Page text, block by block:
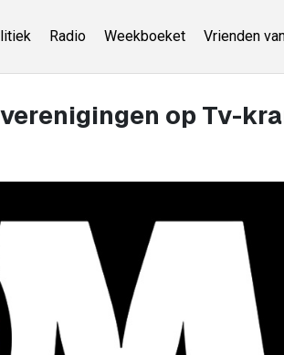
Radio Weekboeket Vrienden
op Tv-